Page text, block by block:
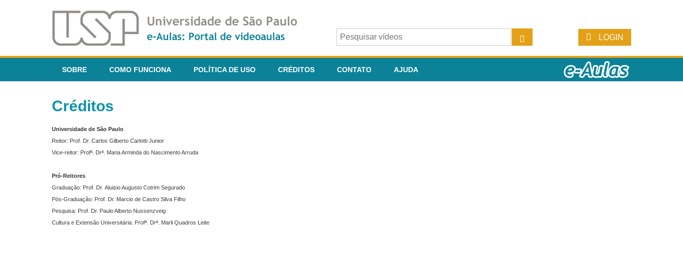
LOGIN
SOBRE COMO FUNCIONA POLÍTICA DE USO CRÉDITOS CONTATO AJUDA
Créditos
Universidade de São Paulo
Reitor: Prof. Dr. Carlos Gilberto Carlotti Junior
Vice-reitor: Profª. Drª. Maria Arminda do Nascimento Arruda
Pró-Reitores
Graduação: Prof. Dr. Aluisio Augusto Cotrim Segurado
Pós-Graduação: Prof. Dr. Marcio de Castro Silva Filho
Pesquisa: Prof. Dr. Paulo Alberto Nussenzveig
Cultura e Extensão Universitária: Profª. Drª. Marli Quadros Leite